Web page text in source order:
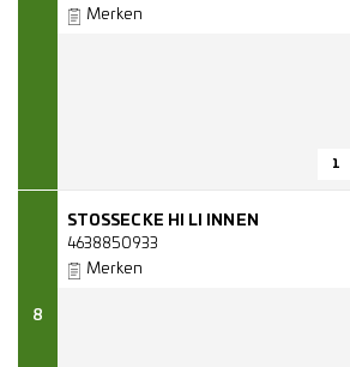
Merken
8
STOSSECKE HI LI INNEN
4638850933
Merken